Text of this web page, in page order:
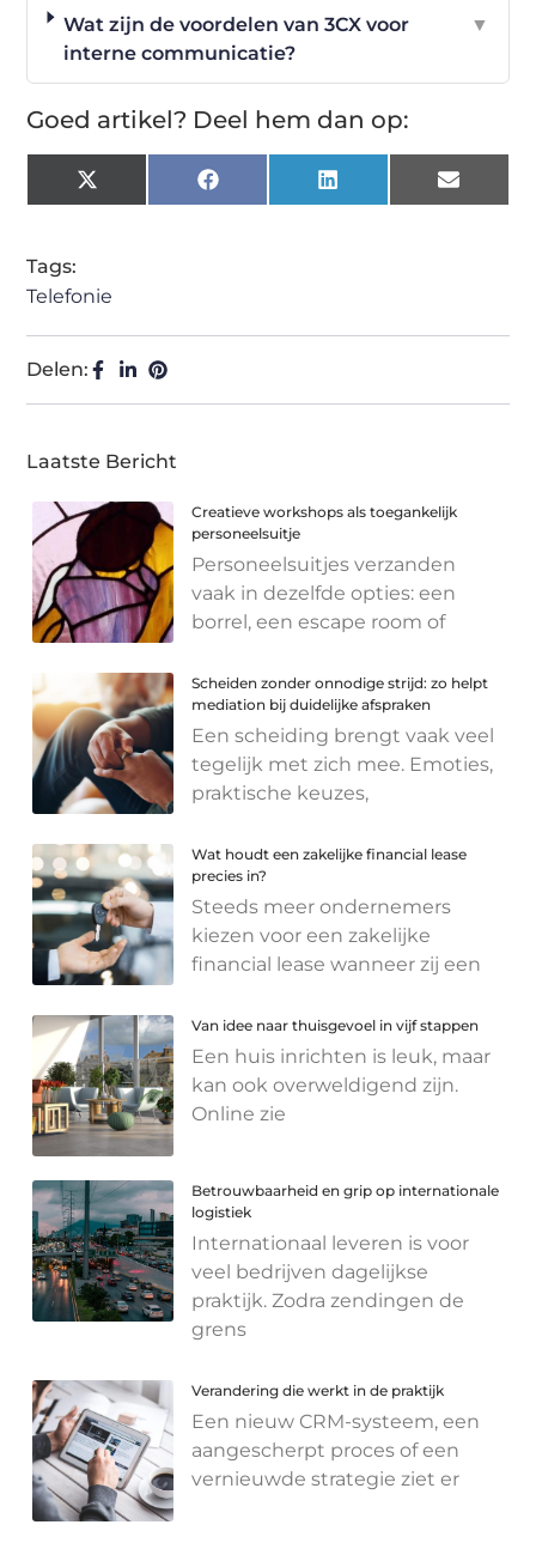
Wat zijn de voordelen van 3CX voor
interne communicatie?
▼
Goed artikel? Deel hem dan op:
X
(Twitter)
Facebook LinkedIn Email
Tags:
Telefonie
Delen:
Laatste Bericht
Creatieve workshops als toegankelijk
personeelsuitje
Personeelsuitjes verzanden
vaak in dezelfde opties: een
borrel, een escape room of
Scheiden zonder onnodige strijd: zo helpt
mediation bij duidelijke afspraken
Een scheiding brengt vaak veel
tegelijk met zich mee. Emoties,
praktische keuzes,
Wat houdt een zakelijke financial lease
precies in?
Steeds meer ondernemers
kiezen voor een zakelijke
financial lease wanneer zij een
Van idee naar thuisgevoel in vijf stappen
Een huis inrichten is leuk, maar
kan ook overweldigend zijn.
Online zie
Betrouwbaarheid en grip op internationale
logistiek
Internationaal leveren is voor
veel bedrijven dagelijkse
praktijk. Zodra zendingen de
grens
Verandering die werkt in de praktijk
Een nieuw CRM-systeem, een
aangescherpt proces of een
vernieuwde strategie ziet er